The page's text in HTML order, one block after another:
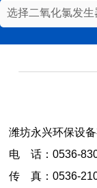
选择二氧化氯发
潍坊永兴环保设
电 话：0536-
传 真：0536-